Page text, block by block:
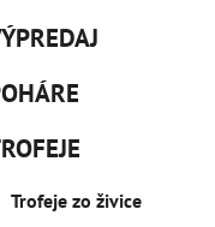
Trofeje zo živice